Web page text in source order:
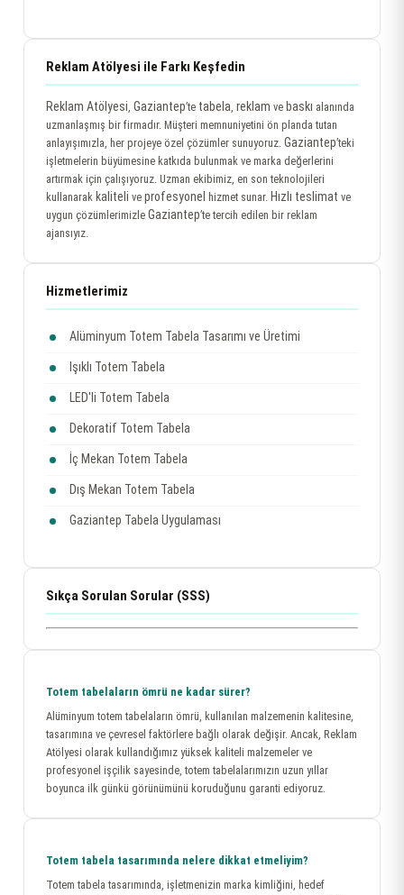
Reklam Atölyesi ile Farkı Keşfedin
Reklam Atölyesi, Gaziantep’te tabela, reklam ve baskı alanında
uzmanlaşmış bir firmadır. Müşteri memnuniyetini ön planda tutan
anlayışımızla, her projeye özel çözümler sunuyoruz. Gaziantep’teki
işletmelerin büyümesine katkıda bulunmak ve marka değerlerini
artırmak için çalışıyoruz. Uzman ekibimiz, en son teknolojileri
kullanarak kaliteli ve profesyonel hizmet sunar. Hızlı teslimat ve
uygun çözümlerimizle Gaziantep’te tercih edilen bir reklam
ajansıyız.
Hizmetlerimiz
Alüminyum Totem Tabela Tasarımı ve Üretimi
Işıklı Totem Tabela
LED'li Totem Tabela
Dekoratif Totem Tabela
İç Mekan Totem Tabela
Dış Mekan Totem Tabela
Gaziantep Tabela Uygulaması
Sıkça Sorulan Sorular (SSS)
Totem tabelaların ömrü ne kadar sürer?
Alüminyum totem tabelaların ömrü, kullanılan malzemenin kalitesine,
tasarımına ve çevresel faktörlere bağlı olarak değişir. Ancak, Reklam
Atölyesi olarak kullandığımız yüksek kaliteli malzemeler ve
profesyonel işçilik sayesinde, totem tabelalarımızın uzun yıllar
boyunca ilk günkü görünümünü koruduğunu garanti ediyoruz.
Totem tabela tasarımında nelere dikkat etmeliyim?
Totem tabela tasarımında, işletmenizin marka kimliğini, hedef